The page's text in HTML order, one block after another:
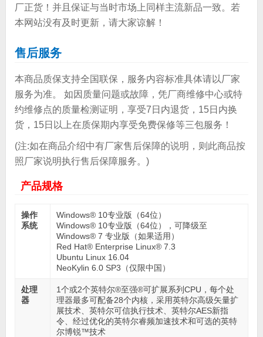
厂正货！并且保证与当时市场上同样主流新品一致。若
本网站没有及时更新，请大家谅解！
售后服务
本商品质保支持全国联保，服务内容标准具体请以厂家
服务为准。 如因质量问题或故障，凭厂商维修中心或特
约维修点的质量检测证明，享受7日内退货，15日内换
货，15日以上在质保期内享受免费保修等三包服务！
(注:如在商品介绍中有厂家售后保障的说明，则此商品按
照厂家说明执行售后保障服务。)
产品规格
操作
系统
Windows® 10专业版（64位）
Windows® 10专业版（64位），可降级至
Windows® 7 专业版（如果适用）
Red Hat® Enterprise Linux® 7.3
Ubuntu Linux 16.04
NeoKylin 6.0 SP3（仅限中国）
处理
器
1个或2个英特尔®至强®可扩展系列CPU，每个处
理器最多可配备28个内核，采用英特尔高级矢量扩
展技术、英特尔可信执行技术、英特尔AES新指
令、经过优化的英特尔睿频加速技术和可选的英特
尔博锐™技术